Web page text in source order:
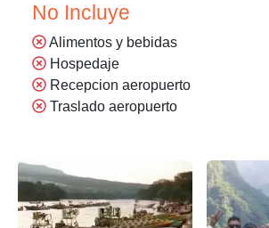
No Incluye
Alimentos y bebidas
Hospedaje
Recepcion aeropuerto
Traslado aeropuerto